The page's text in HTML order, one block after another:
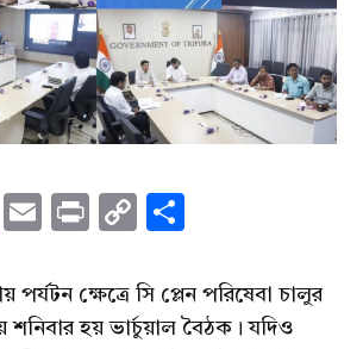
WhatsApp
EmailPrintCopy
ক্ষেত্রে সি প্লেন পরিষেবা চালুর
শনিবার হয় ভার্চুয়াল বৈঠক। যদিও